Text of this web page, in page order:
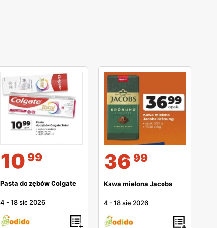
10 99
Pasta do zębów Colgate
4 -18 sie 2026
36 99
Kawa mielona Jacobs
4 -18 sie 2026